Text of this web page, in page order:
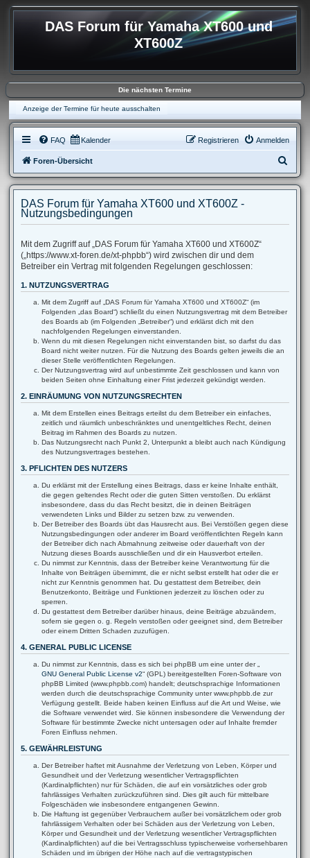
DAS Forum für Yamaha XT600 und
XT600Z
Die nächsten Termine
Anzeige der Termine für heute ausschalten
FAQ Kalender Anmelden
Registrieren
Foren-Übersicht
u
e
DAS Forum für Yamaha XT600 und XT600Z -
Nutzungsbedingungen
Mit dem Zugriff auf „DAS Forum für Yamaha XT600 und XT600Z“
(„https://www.xt-foren.de/xt-phpbb“) wird zwischen dir und dem
Betreiber ein Vertrag mit folgenden Regelungen geschlossen:
1. NUTZUNGSVERTRAG
Mit dem Zugriff auf „DAS Forum für Yamaha XT600 und XT600Z“ (im
Folgenden „das Board“) schließt du einen Nutzungsvertrag mit dem Betreiber
des Boards ab (im Folgenden „Betreiber“) und erklärst dich mit den
nachfolgenden Regelungen einverstanden.
Wenn du mit diesen Regelungen nicht einverstanden bist, so darfst du das
Board nicht weiter nutzen. Für die Nutzung des Boards gelten jeweils die an
dieser Stelle veröffentlichten Regelungen.
Der Nutzungsvertrag wird auf unbestimmte Zeit geschlossen und kann von
beiden Seiten ohne Einhaltung einer Frist jederzeit gekündigt werden.
2. EINRÄUMUNG VON NUTZUNGSRECHTEN
Mit dem Erstellen eines Beitrags erteilst du dem Betreiber ein einfaches,
zeitlich und räumlich unbeschränktes und unentgeltliches Recht, deinen
Beitrag im Rahmen des Boards zu nutzen.
Das Nutzungsrecht nach Punkt 2, Unterpunkt a bleibt auch nach Kündigung
des Nutzungsvertrages bestehen.
3. PFLICHTEN DES NUTZERS
Du erklärst mit der Erstellung eines Beitrags, dass er keine Inhalte enthält,
die gegen geltendes Recht oder die guten Sitten verstoßen. Du erklärst
insbesondere, dass du das Recht besitzt, die in deinen Beiträgen
verwendeten Links und Bilder zu setzen bzw. zu verwenden.
Der Betreiber des Boards übt das Hausrecht aus. Bei Verstößen gegen diese
Nutzungsbedingungen oder anderer im Board veröffentlichten Regeln kann
der Betreiber dich nach Abmahnung zeitweise oder dauerhaft von der
Nutzung dieses Boards ausschließen und dir ein Hausverbot erteilen.
Du nimmst zur Kenntnis, dass der Betreiber keine Verantwortung für die
Inhalte von Beiträgen übernimmt, die er nicht selbst erstellt hat oder die er
nicht zur Kenntnis genommen hat. Du gestattest dem Betreiber, dein
Benutzerkonto, Beiträge und Funktionen jederzeit zu löschen oder zu
sperren.
Du gestattest dem Betreiber darüber hinaus, deine Beiträge abzuändern,
sofern sie gegen o. g. Regeln verstoßen oder geeignet sind, dem Betreiber
oder einem Dritten Schaden zuzufügen.
4. GENERAL PUBLIC LICENSE
Du nimmst zur Kenntnis, dass es sich bei phpBB um eine unter der „
GNU General Public License v2“ (GPL) bereitgestellten Foren-Software von
phpBB Limited (www.phpbb.com) handelt; deutschsprachige Informationen
werden durch die deutschsprachige Community unter www.phpbb.de zur
Verfügung gestellt. Beide haben keinen Einfluss auf die Art und Weise, wie
die Software verwendet wird. Sie können insbesondere die Verwendung der
Software für bestimmte Zwecke nicht untersagen oder auf Inhalte fremder
Foren Einfluss nehmen.
5. GEWÄHRLEISTUNG
Der Betreiber haftet mit Ausnahme der Verletzung von Leben, Körper und
Gesundheit und der Verletzung wesentlicher Vertragspflichten
(Kardinalpflichten) nur für Schäden, die auf ein vorsätzliches oder grob
fahrlässiges Verhalten zurückzuführen sind. Dies gilt auch für mittelbare
Folgeschäden wie insbesondere entgangenen Gewinn.
Die Haftung ist gegenüber Verbrauchern außer bei vorsätzlichem oder grob
fahrlässigem Verhalten oder bei Schäden aus der Verletzung von Leben,
Körper und Gesundheit und der Verletzung wesentlicher Vertragspflichten
(Kardinalpflichten) auf die bei Vertragsschluss typischerweise vorhersehbaren
Schäden und im übrigen der Höhe nach auf die vertragstypischen